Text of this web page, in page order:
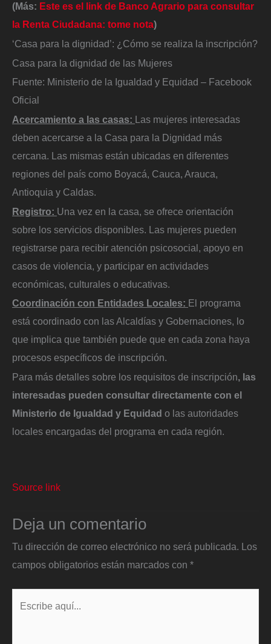
(Más: Este es el link de Banco Agrario para consultar
la Renta Ciudadana: tome nota)
‘Casa para la dignidad’: ¿Cómo se realiza la inscripción?
Casa para la dignidad de las Mujeres
Fuente: Ministerio de la Igualdad y Equidad – Facebook
Oficial
Acercamiento a las casas: Las mujeres interesadas
deben acercarse a la Casa para la Dignidad más
cercana. Las mismas están ubicadas en diferentes
regiones del país como Boyacá, Cauca, Arauca,
Antioquia y Caldas.
Registro: Una vez en la casa, se ofrece orientación
sobre los servicios disponibles. Las mujeres pueden
registrarse para recibir atención psicosocial, apoyo en
casos de violencia, y participar en actividades
económicas, culturales o educativas.
Coordinación con Entidades Locales: El programa
está coordinado con las Alcaldías y Gobernaciones, lo
que implica que también puede que en cada zona haya
procesos específicos de inscripción.
Para más detalles sobre los requisitos de inscripción, las
interesadas pueden consultar directamente con el
Ministerio de Igualdad y Equidad o las autoridades
locales encargadas del programa en cada región.
Source link
Deja un comentario
Tu dirección de correo electrónico no será publicada. Los
campos obligatorios están marcados con *